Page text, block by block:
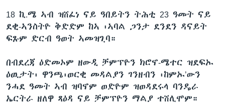
18 ኪ.ሜ ኣብ ዝሸፈነ ናይ ዓበይትን ትሕቲ 23 ዓመት ናይ
ደቂ-ኣንስትዮ ቅድድም ከኣ ፡ኣባል ጋንታ ደንደን ዳናይት
ፍጹም ድርብ ዓወት ኣመዝጊባ።
በብደረጃ ዕድመኦም ዘውዲ ቻምፕዮን ክሮኖ-ሜተር ዝደፍኡ
ዕዉታት፡ ዋንጫ፡ወርቂ መዳልያን ገንዘብን ፡ከምኡ’ውን
ንሓደ ዓመት ኣብ ዝባኖም ወድዮም ዝወዳደሩላ ባንዴራ
ኤርትራ ዘለዋ ጻዕዳ ናይ ቻምፕዮን ማልያ ተሸሊሞም።